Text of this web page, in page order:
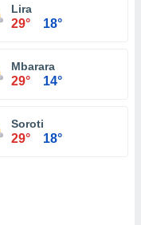
Lira
29° 18°
Mbarara
29° 14°
Soroti
29° 18°